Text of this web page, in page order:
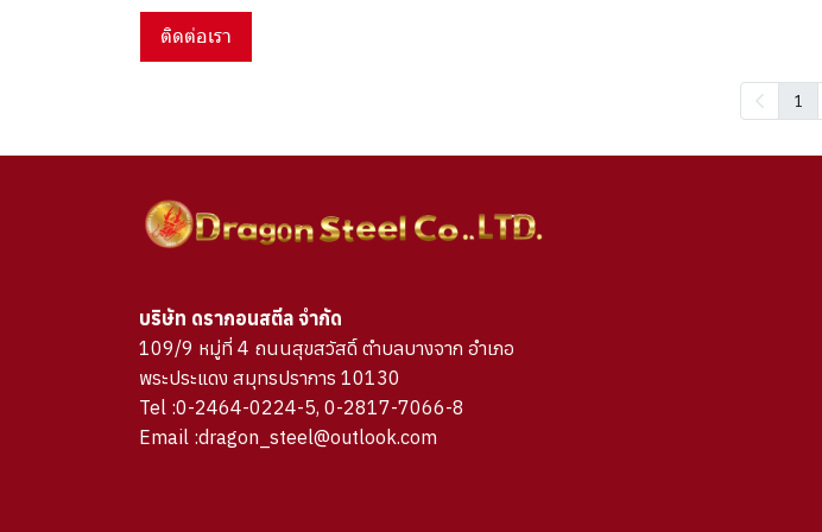
ติดต่อเรา
1
บริษัท ดรากอนสตีล จำกัด
109/9 หมู่ที่ 4 ถนนสุขสวัสดิ์ ตำบลบางจาก อำเภอ
พระประแดง สมุทรปราการ 10130
Tel :0-2464-0224-5, 0-2817-7066-8
Email :dragon_steel@outlook.com